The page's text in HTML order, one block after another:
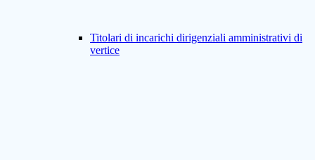
Titolari di incarichi dirigenziali amministrativi di
vertice